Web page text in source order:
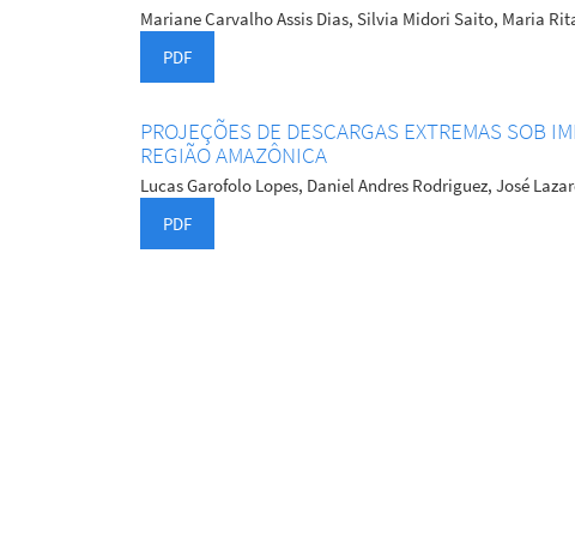
Mariane Carvalho Assis Dias, Silvia Midori Saito, Maria
PDF
PROJEÇÕES DE DESCARGAS EXTREMAS SOB
REGIÃO AMAZÔNICA
Lucas Garofolo Lopes, Daniel Andres Rodriguez, José
PDF